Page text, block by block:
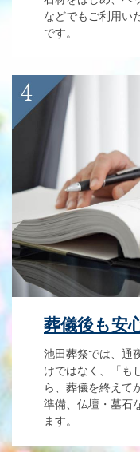
などでもご利用い
です。
葬儀後も安
池田葬祭では、通
けではなく、「も
ら、葬儀を終えて
準備、仏壇・墓石
ます。